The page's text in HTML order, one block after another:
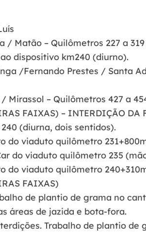
Matão – Quilômetros 227 a
dispositivo km240 (diurno).
/Fernando Prestes / Santa
Mirassol – Quilômetros 427 a
FAIXAS) – INTERDIÇÃO DA
(diurna, dois sentidos).
viaduto quilômetro
do viaduto quilômetro 235
do viaduto quilômetro
FAIXAS)
de plantio de grama no
áreas de jazida e bota-fora.
Trabalho de plantio